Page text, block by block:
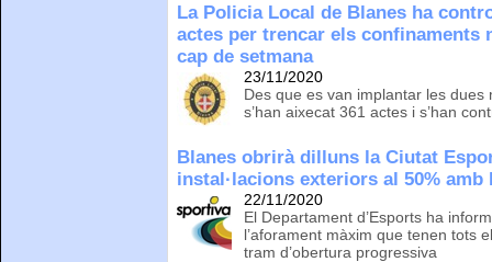
La Policia Local de Blanes ha
actes per trencar els
cap de setmana
23/11/2020
Des que es van implantar les
s’han aixecat 361 actes i s’han
Blanes obrirà dilluns la Ciutat
instal·lacions exteriors al 50% amb
22/11/2020
El Departament d’Esports ha
l’aforament màxim que tenen tots
tram d’obertura progressiva